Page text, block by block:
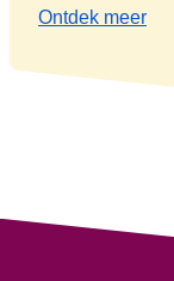
Ontdek meer